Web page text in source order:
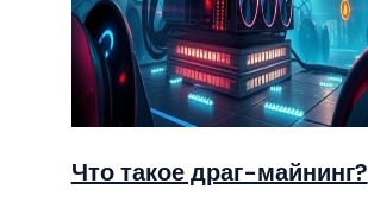
Что такое драг-майнинг?